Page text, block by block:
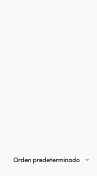
Orden predeterminado